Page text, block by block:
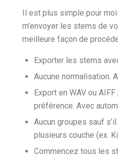
Il est plus simple pour
m’envoyer les stems de
meilleure façon de
Exporter les stems
Aucune normalisation.
Export en WAV ou
préférence. Avec
Aucun groupes sauf s’il
plusieurs couche (ex.
Commencez tous les